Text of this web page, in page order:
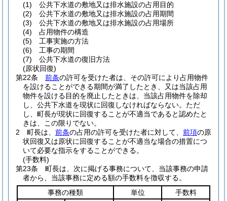
(1)
公共下水道の敷地又は排水施設の占用目的
(2)
公共下水道の敷地又は排水施設の占用期間
(3)
公共下水道の敷地又は排水施設の占用場所
(4)
占用物件の構造
(5)
工事実施の方法
(6)
工事の期間
(7)
公共下水道の復旧方法
(原状回復)
第22条
前条の許可を受けた者は、その許可により占用物件
を設けることができる期間が満了したとき、又は当該占用
物件を設ける目的を廃止したときは、当該占用物件を除却
し、公共下水道を現状に回復しなければならない。 ただ
し、町長が現状に回復することが不適当であると認めたと
きは、この限りでない。
2
町長は、 前条の占用の許可を受けた者に対して、 前項の原
状回復又は原状に回復することが不適当な場合の措置につ
いて必要な指示をすることができる。
(手数料)
第23条
町長は、次に掲げる事務について、当該事務の申請
者から、当該事務に定める額の手数料を徴収する。
事務の種類
単位
手数料